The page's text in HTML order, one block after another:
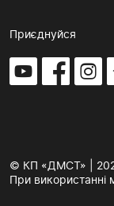
Приєднуйся
© КП «ДМСТ» |
При використанні